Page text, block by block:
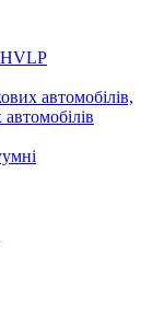
HVLP
автомобілів,